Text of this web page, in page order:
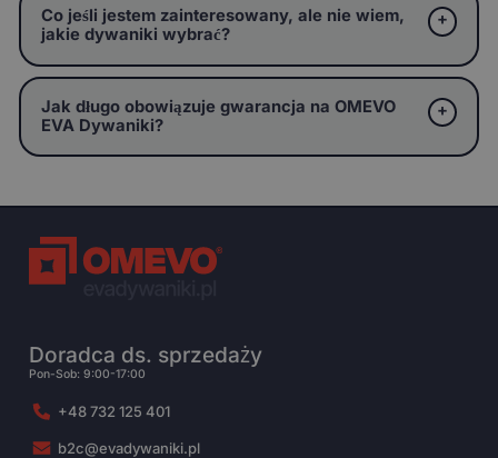
Co jeśli jestem zainteresowany, ale nie wiem,
jakie dywaniki wybrać?
Jak długo obowiązuje gwarancja na OMEVO
EVA Dywaniki?
Doradca ds. sprzedaży
Pon-Sob: 9:00-17:00
+48 732 125 401
b2c@evadywaniki.pl